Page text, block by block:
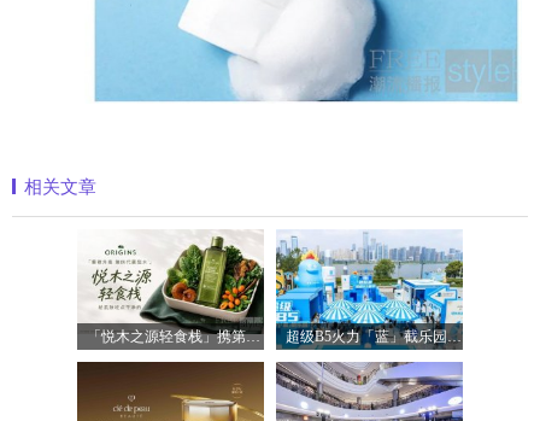
相关文章
「悦木之源轻食栈」携第四代菌菇水轻盈 超级B5火力「蓝」截乐园登陆长沙，理肤